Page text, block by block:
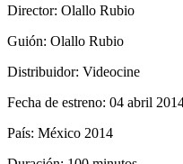
Director: Olallo Rubio
Guión: Olallo Rubio
Distribuidor: Videocine
Fecha de estreno: 04 abril
País: México 2014